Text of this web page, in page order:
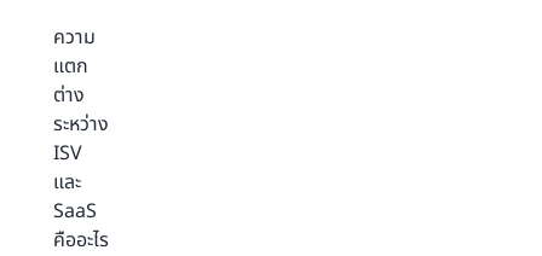
ความ
แตก
ต่าง
ระหว่าง
ISV
และ
SaaS
คืออะไร